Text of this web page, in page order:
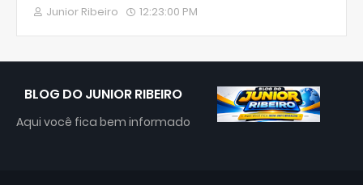
Junior Ribeiro 12:23:00 PM
BLOG DO JUNIOR RIBEIRO
Aqui você fica bem informado